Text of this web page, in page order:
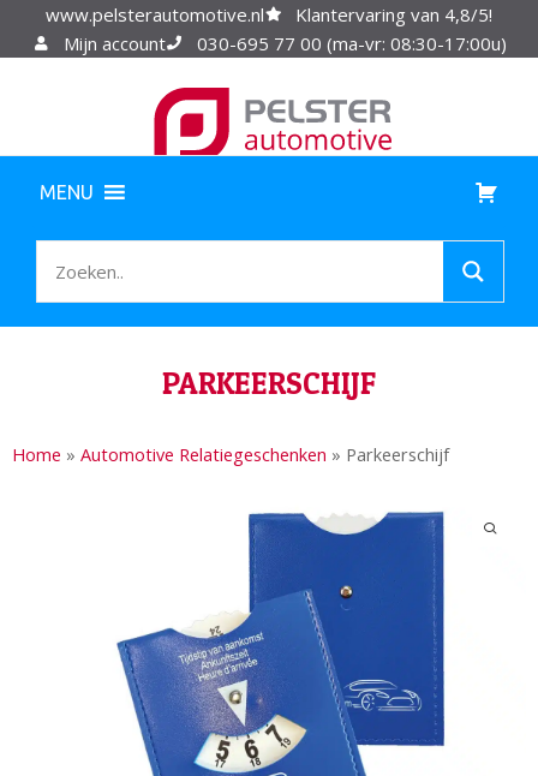
www.pelsterautomotive.nl
Klantervaring van 4,8/5!
Mijn account
030-695 77 00 (ma-vr: 08:30-17:00u)
MENU
PARKEERSCHIJF
Home » Automotive Relatiegeschenken » Parkeerschijf